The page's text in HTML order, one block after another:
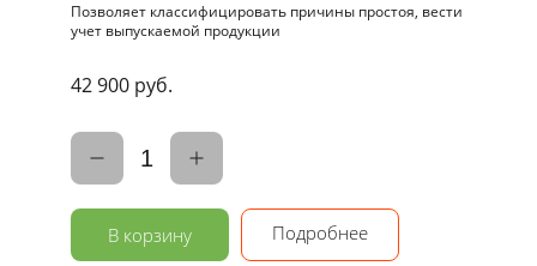
Позволяет классифицировать причины простоя, вести
учет выпускаемой продукции
42 900 руб.
1
В корзину Подробнее